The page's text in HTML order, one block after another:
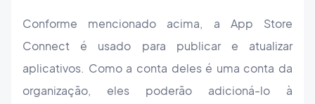
Conforme mencionado acima, a App Store
Connect é usado para publicar e atualizar
aplicativos. Como a conta deles é uma conta da
organização, eles poderão adicioná-lo à